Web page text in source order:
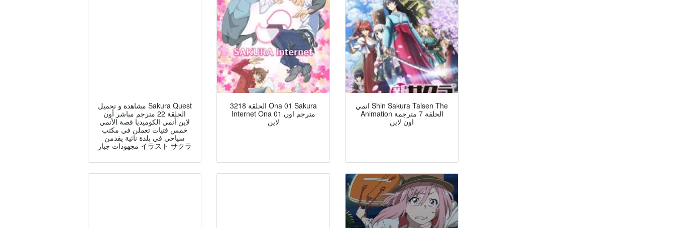
مشاهدة و تحميل Sakura Quest
الحلقة 22 مترجم مباشر أون
لاين أنمي الكوميديا قصة الأنمي
خمس فتيات تعملن في مكتب
سياحي في بلدة نائية يقدمن
مجهودات جبار イラスト サクラ
3218 الحلقة Ona 01 Sakura
Internet Ona 01 مترجم اون
لاين
انمي Shin Sakura Taisen The
Animation الحلقة 7 مترجمة
اون لاين